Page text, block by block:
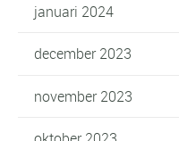
januari 2024
december 2023
november 2023